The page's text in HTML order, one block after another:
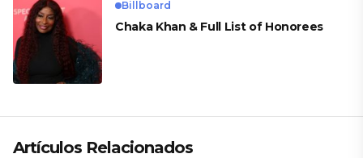
Billboard
Chaka Khan & Full List of Honorees
Artículos Relacionados